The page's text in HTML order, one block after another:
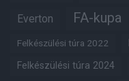
Everton FA-kupa
Felkészülési túra 2022
Felkészülési túra 2024